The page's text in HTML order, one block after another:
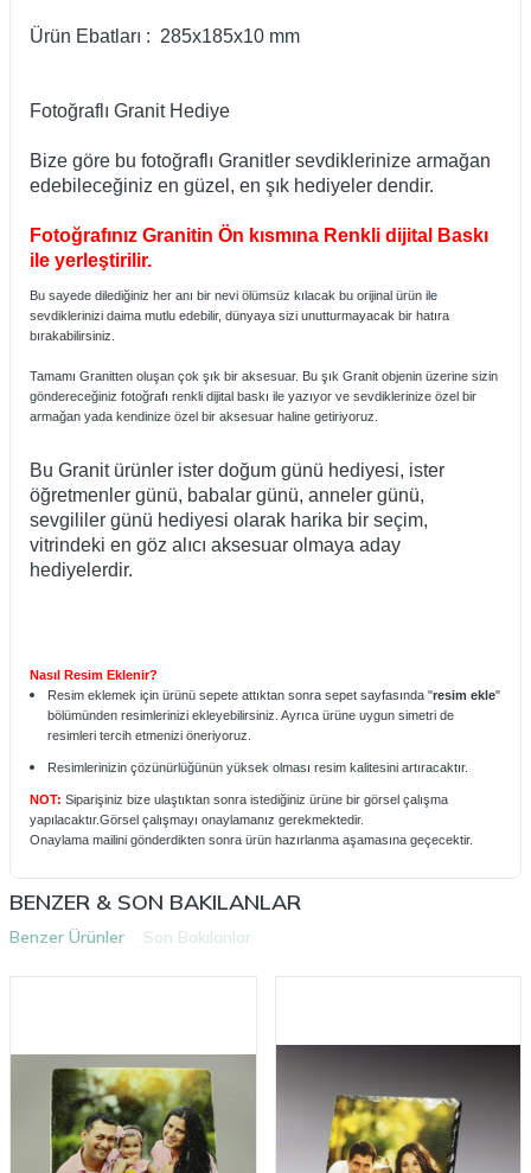
Ürün Ebatları : 285x185x10 mm
Fotoğraflı Granit Hediye
Bize göre bu fotoğraflı Granitler sevdiklerinize armağan
edebileceğiniz en güzel, en şık hediyeler dendir.
Fotoğrafınız Granitin Ön kısmına Renkli dijital Baskı
ile yerleştirilir.
Bu sayede dilediğiniz her anı bir nevi ölümsüz kılacak bu orijinal ürün ile
sevdiklerinizi daima mutlu edebilir, dünyaya sizi unutturmayacak bir hatıra
bırakabilirsiniz.
Tamamı Granitten oluşan çok şık bir aksesuar. Bu şık Granit objenin üzerine sizin
göndereceğiniz fotoğrafı renkli dijital baskı ile yazıyor ve sevdiklerinize özel bir
armağan yada kendinize özel bir aksesuar haline getiriyoruz.
Bu Granit ürünler ister doğum günü hediyesi, ister
öğretmenler günü, babalar günü, anneler günü,
sevgililer günü hediyesi olarak harika bir seçim,
vitrindeki en göz alıcı aksesuar olmaya aday
hediyelerdir.
Nasıl Resim Eklenir?
Resim eklemek için ürünü sepete attıktan sonra sepet sayfasında "resim ekle"
bölümünden resimlerinizi ekleyebilirsiniz. Ayrıca ürüne uygun simetri de
resimleri tercih etmenizi öneriyoruz.
Resimlerinizin çözünürlüğünün yüksek olması resim kalitesini artıracaktır.
NOT: Siparişiniz bize ulaştıktan sonra istediğiniz ürüne bir görsel çalışma
yapılacaktır.Görsel çalışmayı onaylamanız gerekmektedir.
Onaylama mailini gönderdikten sonra ürün hazırlanma aşamasına geçecektir.
BENZER & SON BAKILANLAR
Benzer Ürünler Son Bakılanlar